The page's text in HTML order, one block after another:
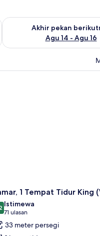
Agu 7 - Agu 9
Akhir pekan
Agu 14 - Agu 16
Periksa ketersediaan
1 Tempat Tidur King
dari 10
Istimewa
71 ulasan
(71
ulasan)
33 meter persegi